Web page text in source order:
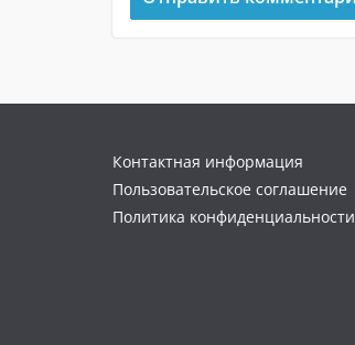
Контактная информация
Пользовательское соглашение
Политика конфиденциальности